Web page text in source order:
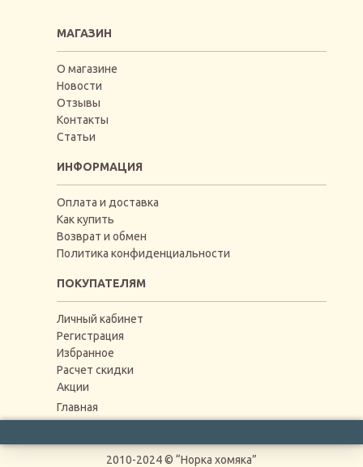
МАГАЗИН
О магазине
Новости
Отзывы
Контакты
Статьи
ИНФОРМАЦИЯ
Оплата и доставка
Как купить
Возврат и обмен
Политика конфиденциальности
ПОКУПАТЕЛЯМ
Личный кабинет
Регистрация
Избранное
Расчет скидки
Акции
Главная
2010-2024 © “Норка хомяка”